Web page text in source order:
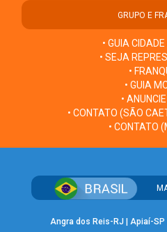
GRUPO E
• GUIA
• SEJA
•
• GUIA
•
• CONTATO (SÃO
• CONTATO
Angra dos Reis-RJ Apiaí-SP